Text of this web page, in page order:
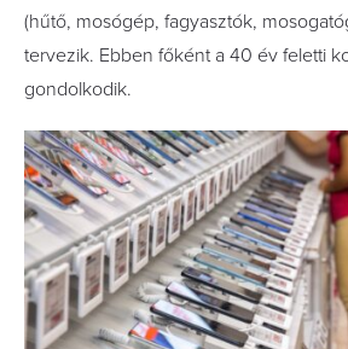
(hűtő, mosógép, fagyasztók,
tervezik. Ebben főként a 40 év feletti
gondolkodik.